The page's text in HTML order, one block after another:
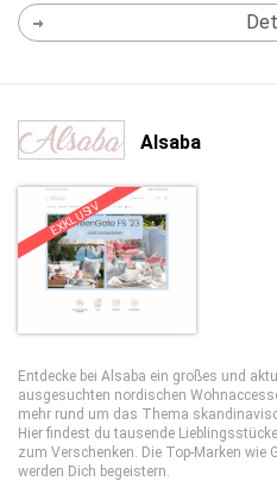
Alsaba
EXKLUSIV
Entdecke bei Alsaba ein großes und
ausgesuchten nordischen
mehr rund um das Thema
Hier findest du tausende
zum Verschenken. Die Top-Marken wie
werden Dich begeistern.